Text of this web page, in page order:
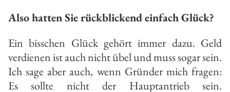
Also hatten Sie rückblickend einfach Glück?
Ein bisschen Glück gehört immer dazu. Geld
verdienen ist auch nicht übel und muss sogar sein.
Ich sage aber auch, wenn Gründer mich fragen:
Es sollte nicht der Hauptantrieb sein.